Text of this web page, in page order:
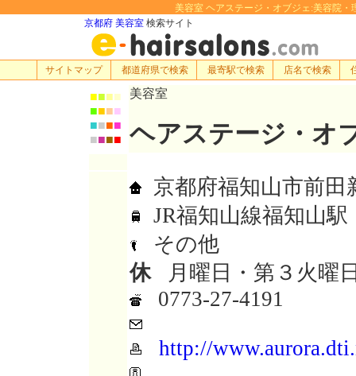
美容室 ヘアステージ・オブジェ:美容院・
京都府 美容室 検索サイト
サイトマップ 都道府県で検索 最寄駅で検索 店名で検索
■■■■
■■■■
■■■■
■■■■
美容室
ヘアステージ・オ
京都府福知山市前田
JR福知山線福知山駅
その他
休月曜日・第３火曜
0773-27-4191
http://